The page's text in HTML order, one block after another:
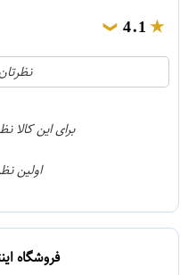
4.1
❯
برای این
اولین
فروشگاه